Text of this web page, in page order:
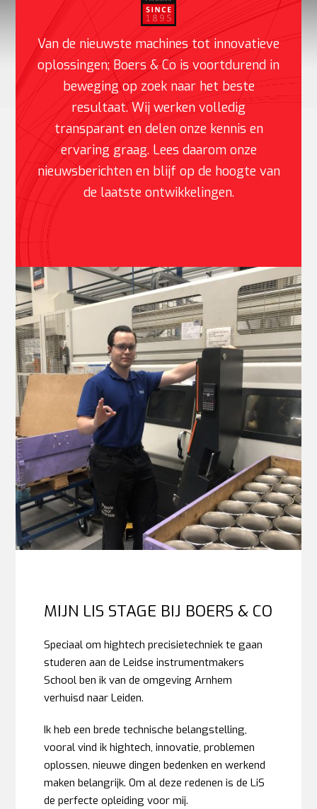
Van de nieuwste machines tot innovatieve
oplossingen; Boers & Co is voortdurend in
beweging op zoek naar het beste
resultaat. Wij werken volledig
transparant en delen onze kennis en
ervaring graag. Lees daarom onze
nieuwsberichten en blijf op de hoogte van
de laatste ontwikkelingen.
MIJN LIS STAGE BIJ BOERS & CO
Speciaal om hightech precisietechniek te gaan
studeren aan de Leidse instrumentmakers
School ben ik van de omgeving Arnhem
verhuisd naar Leiden.
Ik heb een brede technische belangstelling,
vooral vind ik hightech, innovatie, problemen
oplossen, nieuwe dingen bedenken en werkend
maken belangrijk. Om al deze redenen is de LiS
de perfecte opleiding voor mij.